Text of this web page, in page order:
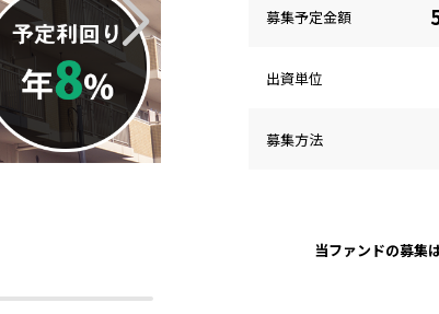
募集予定金額
出資単位
募集方法
当ファンドの募集